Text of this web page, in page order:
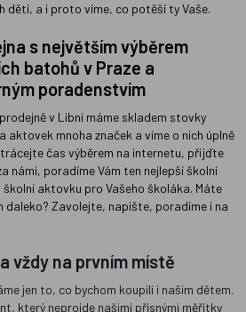
dětí, a i proto víme, co potěší ty Vaše.
s největším výběrem
batohů v Praze a
poradenstvím
v Libni máme skladem stovky
aktovek mnoha značek a víme o nich úplně
čas výběrem na internetu, přijďte
námi, poradíme Vám ten nejlepší školní
aktovku pro Vašeho školáka. Máte
daleko? Zavolejte, napište, poradíme i na
vždy na prvním místě
jen to, co bychom koupili i našim dětem.
který neprojde našimi přísnými měřítky